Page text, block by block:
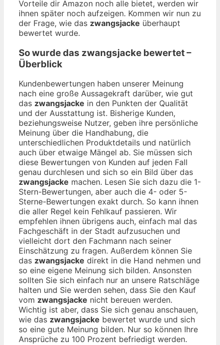
Vorteile dir Amazon noch alle bietet, werden wir
ihnen später noch aufzeigen. Kommen wir nun zu
der Frage, wie das zwangsjacke überhaupt
bewertet wurde.
So wurde das zwangsjacke bewertet –
Überblick
Kundenbewertungen haben unserer Meinung
nach eine große Aussagekraft darüber, wie gut
das zwangsjacke in den Punkten der Qualität
und der Ausstattung ist. Bisherige Kunden,
beziehungsweise Nutzer, geben ihre persönliche
Meinung über die Handhabung, die
unterschiedlichen Produktdetails und natürlich
auch über etwaige Mängel ab. Sie müssen sich
diese Bewertungen von Kunden auf jeden Fall
genau durchlesen und sich so ein Bild über das
zwangsjacke machen. Lesen Sie sich dazu die 1-
Stern-Bewertungen, aber auch die 4- oder 5-
Sterne-Bewertungen exakt durch. So kann ihnen
die aller Regel kein Fehlkauf passieren. Wir
empfehlen ihnen übrigens auch, einfach mal das
Fachgeschäft in der Stadt aufzusuchen und
vielleicht dort den Fachmann nach seiner
Einschätzung zu fragen. Außerdem können Sie
das zwangsjacke direkt in die Hand nehmen und
so eine eigene Meinung sich bilden. Ansonsten
sollten Sie sich einfach nur an unsere Ratschläge
halten und Sie werden sehen, dass Sie den Kauf
vom zwangsjacke nicht bereuen werden.
Wichtig ist aber, dass Sie sich genau anschauen,
wie das zwangsjacke bewertet wurde und sich
so eine gute Meinung bilden. Nur so können Ihre
Ansprüche zu 100 Prozent befriedigt werden.